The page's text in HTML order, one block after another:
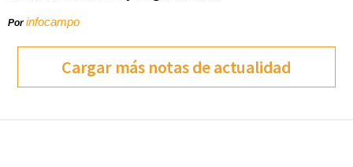
Porinfocampo
Cargar más notas de actualidad